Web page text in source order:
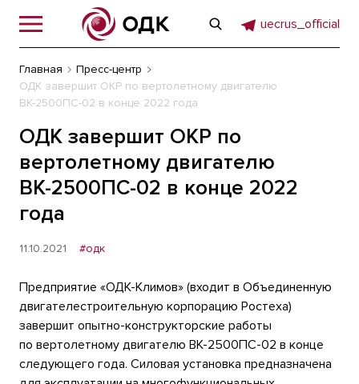
uecrus_official
Главная
Пресс-центр
ОДК завершит ОКР по вертолетному двигателю
ВК-2500ПС-02 в конце 2022 года
ОДК завершит ОКР по
вертолетному двигателю
ВК-2500ПС-02 в конце 2022
года
11.10.2021 #одк
Предприятие «ОДК-Климов» (входит в Объединенную
двигателестроительную корпорацию Ростеха)
завершит опытно-конструкторские работы
по вертолетному двигателю ВК-2500ПС-02 в конце
следующего года. Силовая установка предназначена